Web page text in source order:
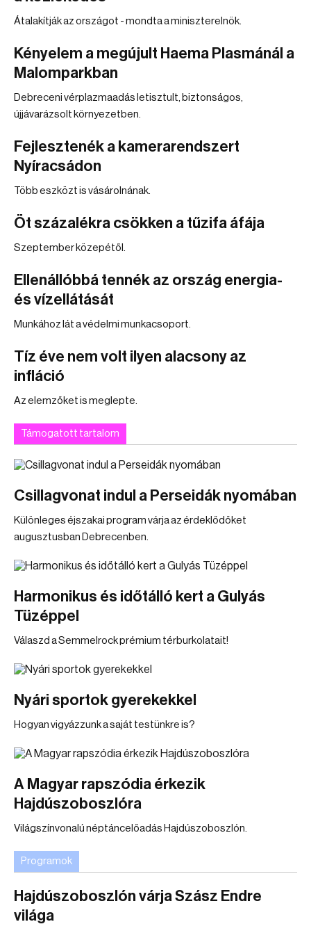
Átalakítják az országot - mondta a miniszterelnök.
Kényelem a megújult Haema Plasmánál a
Malomparkban
Debreceni vérplazmaadás letisztult, biztonságos,
újjávarázsolt környezetben.
Fejlesztenék a kamerarendszert
Nyíracsádon
Több eszközt is vásárolnának.
Öt százalékra csökken a tűzifa áfája
Szeptember közepétől.
Ellenállóbbá tennék az ország energia-
és vízellátását
Munkához lát a védelmi munkacsoport.
Tíz éve nem volt ilyen alacsony az
infláció
Az elemzőket is meglepte.
Támogatott tartalom
Csillagvonat indul a Perseidák nyomában
Különleges éjszakai program várja az érdeklődőket
augusztusban Debrecenben.
Harmonikus és időtálló kert a Gulyás
Tüzéppel
Válaszd a Semmelrock prémium térburkolatait!
Nyári sportok gyerekekkel
Hogyan vigyázzunk a saját testünkre is?
A Magyar rapszódia érkezik
Hajdúszoboszlóra
Világszínvonalú néptáncelőadás Hajdúszoboszlón.
Programok
Hajdúszoboszlón várja Szász Endre
világa